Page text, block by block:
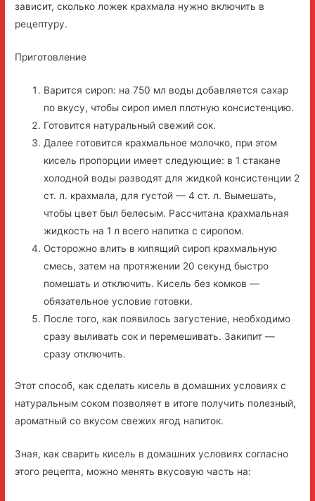
зависит, сколько ложек крахмала нужно включить в
рецептуру.
Приготовление
Варится сироп: на 750 мл воды добавляется сахар
по вкусу, чтобы сироп имел плотную консистенцию.
Готовится натуральный свежий сок.
Далее готовится крахмальное молочко, при этом
кисель пропорции имеет следующие: в 1 стакане
холодной воды разводят для жидкой консистенции 2
ст. л. крахмала, для густой — 4 ст. л. Вымешать,
чтобы цвет был белесым. Рассчитана крахмальная
жидкость на 1 л всего напитка с сиропом.
Осторожно влить в кипящий сироп крахмальную
смесь, затем на протяжении 20 секунд быстро
помешать и отключить. Кисель без комков —
обязательное условие готовки.
После того, как появилось загустение, необходимо
сразу выливать сок и перемешивать. Закипит —
сразу отключить.
Этот способ, как сделать кисель в домашних условиях с
натуральным соком позволяет в итоге получить полезный,
ароматный со вкусом свежих ягод напиток.
Зная, как сварить кисель в домашних условиях согласно
этого рецепта, можно менять вкусовую часть на: